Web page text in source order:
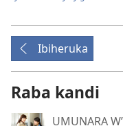
Ibiheruka
Raba kandi
UMUNARA